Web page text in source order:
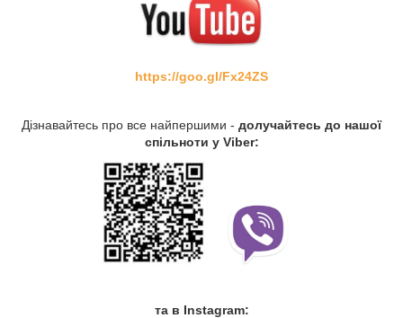
https://goo.gl/Fx24ZS
Дізнавайтесь про все найпершими - долучайтесь до нашої
спільноти у Viber:
та в Instagram: